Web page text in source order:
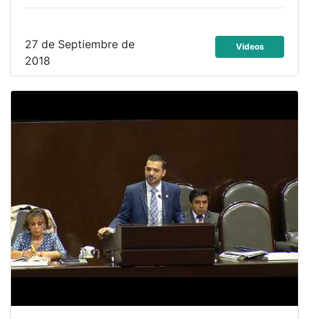
27 de Septiembre de
2018
Videos